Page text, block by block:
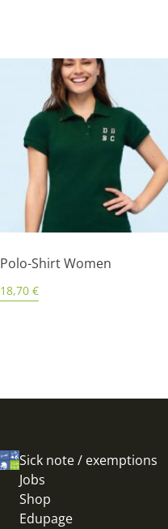
Polo-Shirt Women
18,70 €
Sick note / exemptions
Jobs
Shop
Edupage